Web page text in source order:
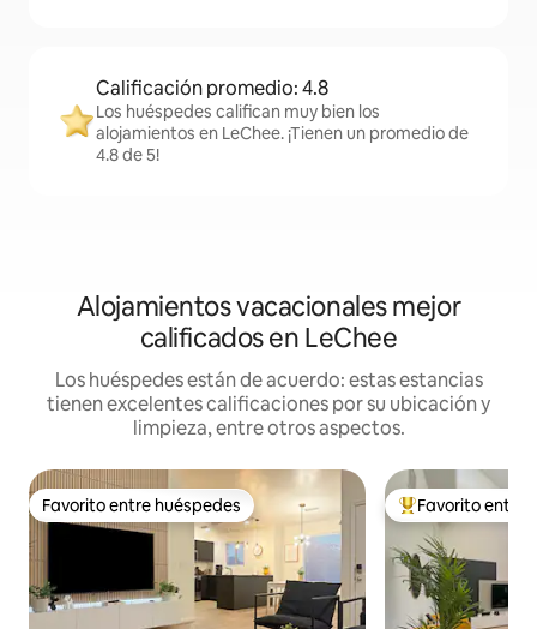
Calificación promedio: 4.8
Los huéspedes califican muy bien los
alojamientos en LeChee. ¡Tienen un promedio de
4.8 de 5!
Alojamientos vacacionales mejor
calificados en LeChee
Los huéspedes están de acuerdo: estas estancias
tienen excelentes calificaciones por su ubicación y
limpieza, entre otros aspectos.
Favorito entre huéspedes
Favorito entre huéspedes De los mejores
Favorito entre